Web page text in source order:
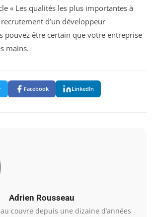
« Les qualités les plus importantes à
d’un développeur
pouvez être certain que votre entreprise
mains.
Facebook LinkedIn
Adrien Rousseau
couvre depuis une dizaine d’années